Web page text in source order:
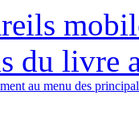
du livre
au menu des